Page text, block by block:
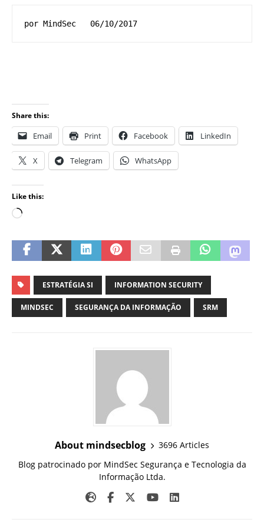
por MindSec   06/10/2017
Share this:
Email Print Facebook LinkedIn
X Telegram WhatsApp
Like this:
ESTRATÉGIA SI INFORMATION SECURITY
MINDSEC SEGURANÇA DA INFORMAÇÃO SRM
About mindsecblog
3696 Articles
Blog patrocinado por MindSec Segurança e Tecnologia da
Informação Ltda.